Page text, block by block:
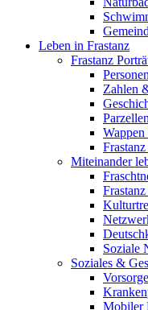
Leben in Frastanz
Frastanz
Zahlen
Parzellen
Miteinander
Soziale
Soziales &
Mobiler